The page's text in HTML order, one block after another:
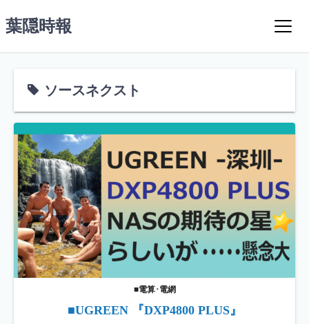
ン
ン
葉隠時報
ソースネクスト
■電算･電網
■UGREEN 『DXP4800 PLUS』